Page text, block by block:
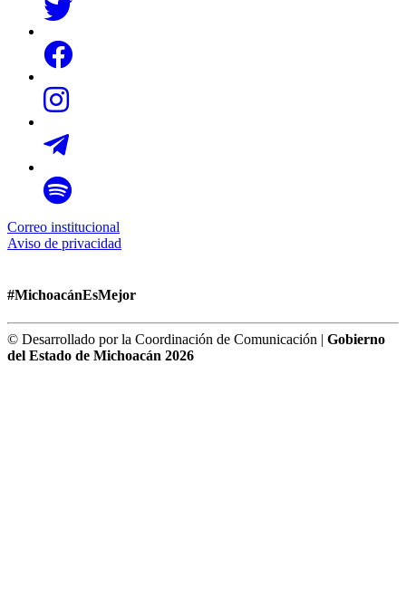
Correo institucional
Aviso de privacidad
#MichoacánEsMejor
© Desarrollado por la Coordinación de Comunicación | Gobierno
del Estado de Michoacán 2026